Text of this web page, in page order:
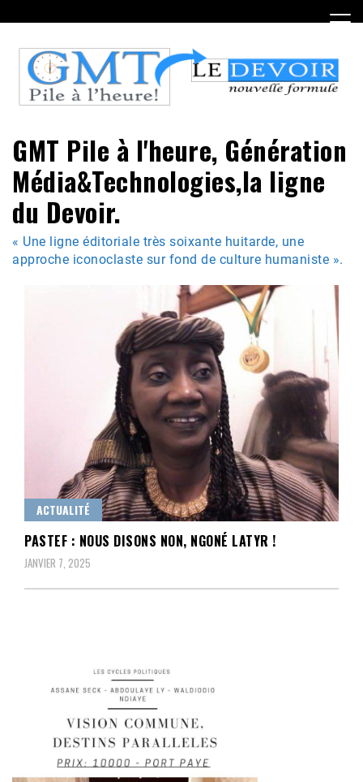
to
content
GMT Pile à l'heure, Génération
Média&Technologies,la ligne
du Devoir.
« Une ligne éditoriale très soixante huitarde, une
approche iconoclaste sur fond de culture humaniste ».
ACTUALITÉ
PASTEF : NOUS DISONS NON, NGONÉ LATYR !
JANVIER 7, 2025